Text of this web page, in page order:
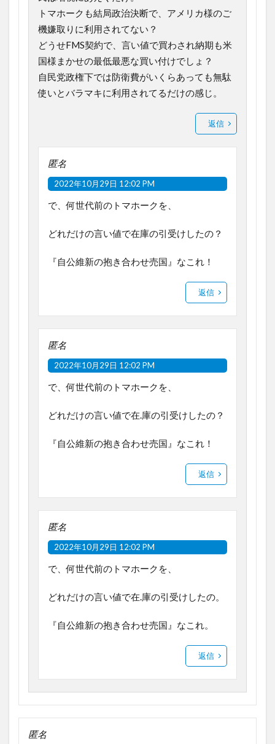
トマホークも結局政治決断で、アメリカ様のご
機嫌取りに利用されてない？
どうせFMS契約で、言い値で買わされ納期も米
国様まかせの最低最悪な買い付けでしょ？
自民党政権下では防衛費がいくらあっても無駄
使いとバラマキに利用されてるだけの感じ。
返信
匿名
2022年10月29日 12:02 PM
で、何世代前のトマホークを、
どれだけの言い値で在庫の引受けしたの？
『自公維新の抱き合わせ売国』なこれ！
返信
匿名
2022年10月29日 12:02 PM
で、何世代前のトマホークを、
どれだけの言い値で在.庫の引受けしたの？
『自公維新の抱き合わせ売国』なこれ！
返信
匿名
2022年10月29日 12:02 PM
で、何世代前のトマホークを、
どれだけの言い値で在.庫の引受けしたの。
『自公維新の抱き合わせ売国』なこれ。
返信
匿名